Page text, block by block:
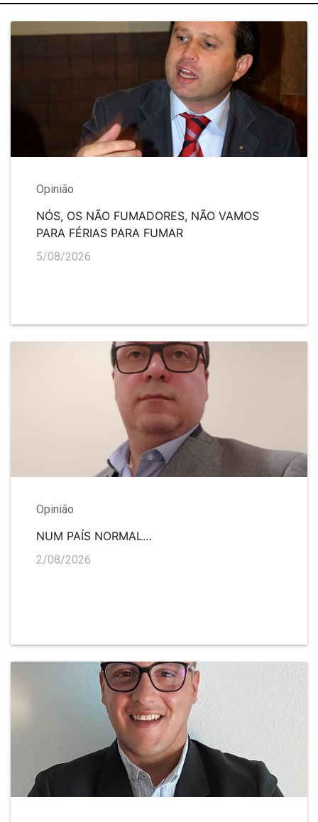
Opinião
NÓS, OS NÃO FUMADORES, NÃO VAMOS
PARA FÉRIAS PARA FUMAR
5/08/2026
Opinião
NUM PAÍS NORMAL…
2/08/2026